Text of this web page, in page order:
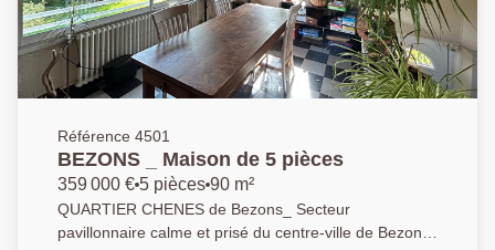
chaufferie, buanderie, salle d'eau avec Wc et une
immense pièce de 24 m2 vous permettant de laisser
libre court à votre imagination : Home cinéma, salle
de jeux....ou qui fera la joie d'un adolescent en quête
d'indépendance ! Cerise sur le gâteau et avantage
non négligeable : des combles aménageables en
chambre supplémentaire si nécessaire. Côté extérieur
: un premier espace vert à l'avant de la maison, ainsi
que la possibilité de stationner un véhicule
supplémentaire (en plus du garage). A l'arrière de la
propriété : une très agréable terrasse ainsi qu'un
Référence 4501
BEZONS _ Maison de 5 pièces
359 000 € 5 pièces 90 m²
QUARTIER CHENES de Bezons_ Secteur
pavillonnaire calme et prisé du centre-ville de Bezons.